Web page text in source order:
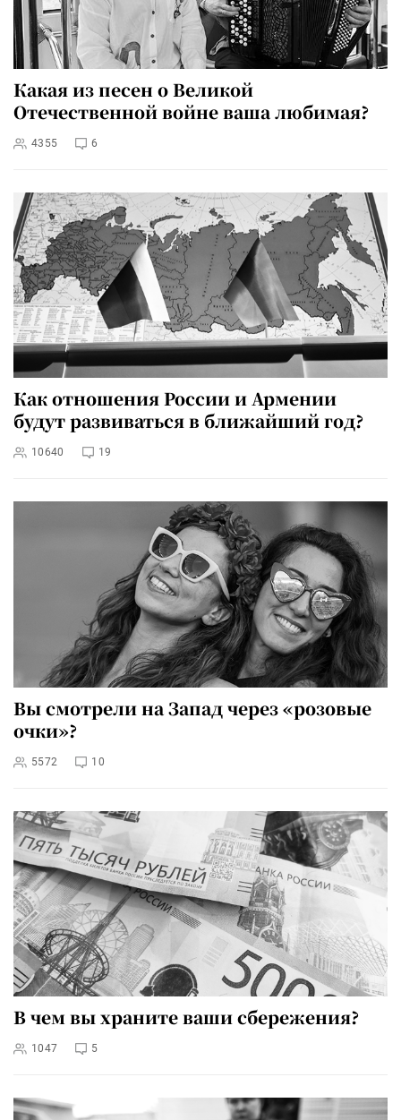
Какая из песен о Великой
Отечественной войне ваша любимая?
4355 6
Как отношения России и Армении
будут развиваться в ближайший год?
10640 19
Вы смотрели на Запад через «розовые
очки»?
5572 10
В чем вы храните ваши сбережения?
1047 5